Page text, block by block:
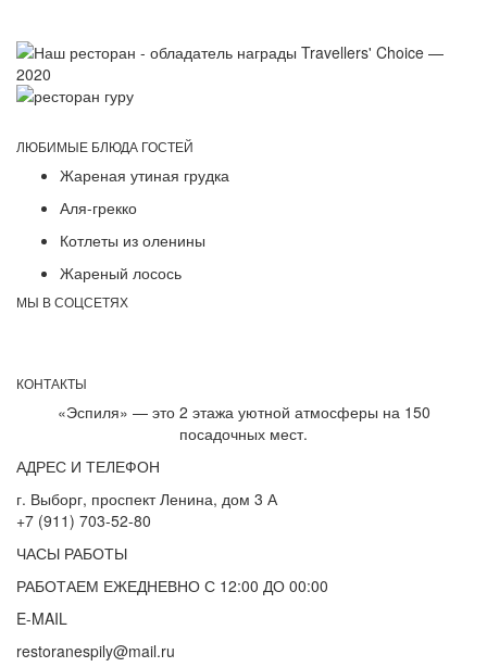
ЛЮБИМЫЕ БЛЮДА ГОСТЕЙ
Жареная утиная грудка
Аля-грекко
Котлеты из оленины
Жареный лосось
МЫ В СОЦСЕТЯХ
КОНТАКТЫ
«Эспиля» — это 2 этажа уютной атмосферы на 150
посадочных мест.
АДРЕС И ТЕЛЕФОН
г. Выборг, проспект Ленина, дом 3 А
+7 (911) 703-52-80
ЧАСЫ РАБОТЫ
РАБОТАЕМ ЕЖЕДНЕВНО С 12:00 ДО 00:00
E-MAIL
restoranespily@mail.ru